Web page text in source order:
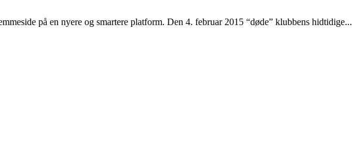
på en nyere og smartere platform. Den 4. februar 2015 “døde” klubbens hidtidige...